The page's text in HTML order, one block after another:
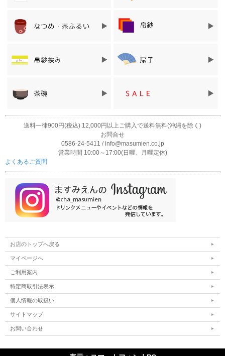
「近藤さんの茶ふるい缶」は早い・簡単・汚さない
付属のふるい金具を入れた網に、抹茶を入れ、蓋をして振るだけ
で抹茶を漉すことができます。
く、静電気も起きやすいですが、「近藤さんの茶ふるい缶」は簡
単で、周囲や手も汚さず、あっという間に漉すことができます。
ステンレスは錆が出にくく、丸ごと水洗いできるので、いつでも
清潔に保つことができます。
ブリキ素材の缶だと、洗えない上に、静電気が起きやすいです。
一方ステンレスは素材の特性上、静電気が起きにくいので、扱い
が簡単です。
使用方法
1.網を缶にセットし、ふるい金具を網の中に入れ
ます。
送料一律900円(税込) 12,000円以上ご購入で送料無料(沖縄を除く)
お問合せ
0586-24-5411 / info@masumien.co.jp
営業時間 10:00～17:00(日曜、月曜定休)
よくあるご質問
お店のトップへ戻る
マイページへ
ご利用案内
特定商取引法表示
個人情報の取扱い
サイトマップ
お問い合わせ